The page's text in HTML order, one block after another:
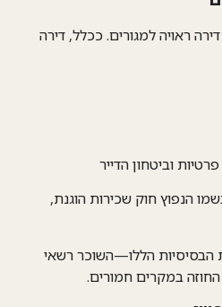
ראויה למגורים. ככלל, דירה
וביטחון הדייר
הנפוץ חוק שכירות הוגנת,
הבסיסיות הללו—השוכר רשאי
במקרים חמורים.